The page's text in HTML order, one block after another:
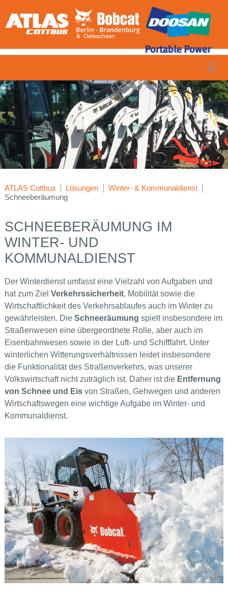
ATLAS Cottbus Lösungen
Winter- & Kommunaldienst
Schneeberäumung
SCHNEEBERÄUMUNG IM
WINTER- UND
KOMMUNALDIENST
Der Winterdienst umfasst eine Vielzahl von Aufgaben und
hat zum Ziel Verkehrssicherheit, Mobilität sowie die
Wirtschaftlichkeit des Verkehrsablaufes auch im Winter zu
gewährleisten. Die Schneeräumung spielt insbesondere im
Straßenwesen eine übergeordnete Rolle, aber auch im
Eisenbahnwesen sowie in der Luft- und Schifffahrt. Unter
winterlichen Witterungsverhältnissen leidet insbesondere
die Funktionalität des Straßenverkehrs, was unserer
Volkswirtschaft nicht zuträglich ist. Daher ist die Entfernung
von Schnee und Eisvon Straßen, Gehwegen und anderen
Wirtschaftswegen eine wichtige Aufgabe im Winter- und
Kommunaldienst.